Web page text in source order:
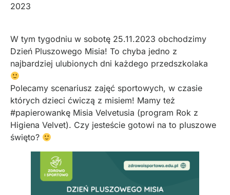
2023
W tym tygodniu w sobotę 25.11.2023 obchodzimy
Dzień Pluszowego Misia! To chyba jedno z
najbardziej ulubionych dni każdego przedszkolaka
Polecamy scenariusz zajęć sportowych, w czasie
których dzieci ćwiczą z misiem! Mamy też
#papierowankę Misia Velvetusia (program Rok z
Higiena Velvet). Czy jesteście gotowi na to pluszowe
święto?